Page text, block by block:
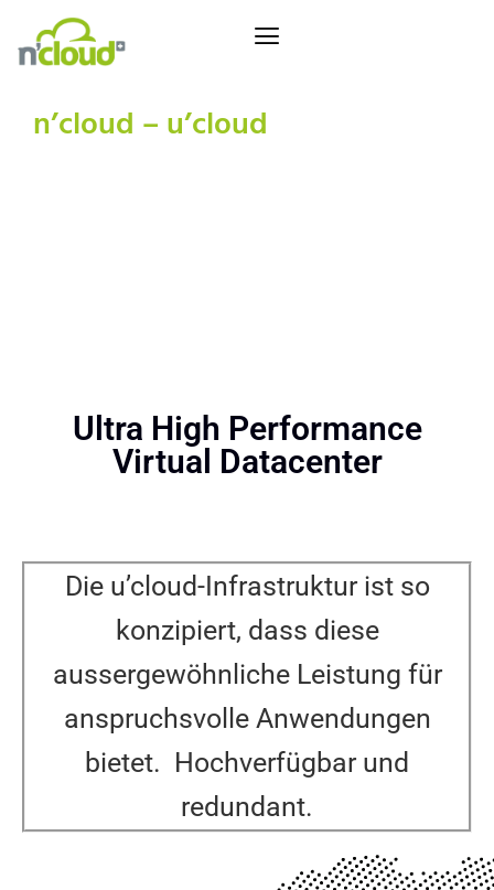
n’cloud – u’cloud
Ultra High Performance
Virtual Datacenter
Die u’cloud-Infrastruktur ist so
konzipiert, dass diese
aussergewöhnliche Leistung für
anspruchsvolle Anwendungen
bietet. Hochverfügbar und
redundant.